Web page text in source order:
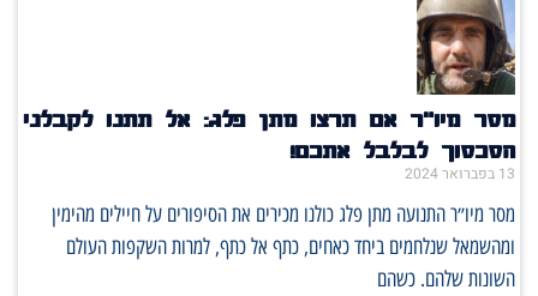
מסר מיו״ר אם תרצו מתן פלג: אל תתנו לקבלני
הסכסוך לבלבל אתכם!
13 בפברואר 2024
מסר מיו״ר התנועה מתן פלג כולנו מכירים את הסיפורים על חיילים מהימין
ומהשמאל שנלחמים ביחד כאחים, כתף אל כתף, למרות השקפות העולם
השונות שלהם. כשהם